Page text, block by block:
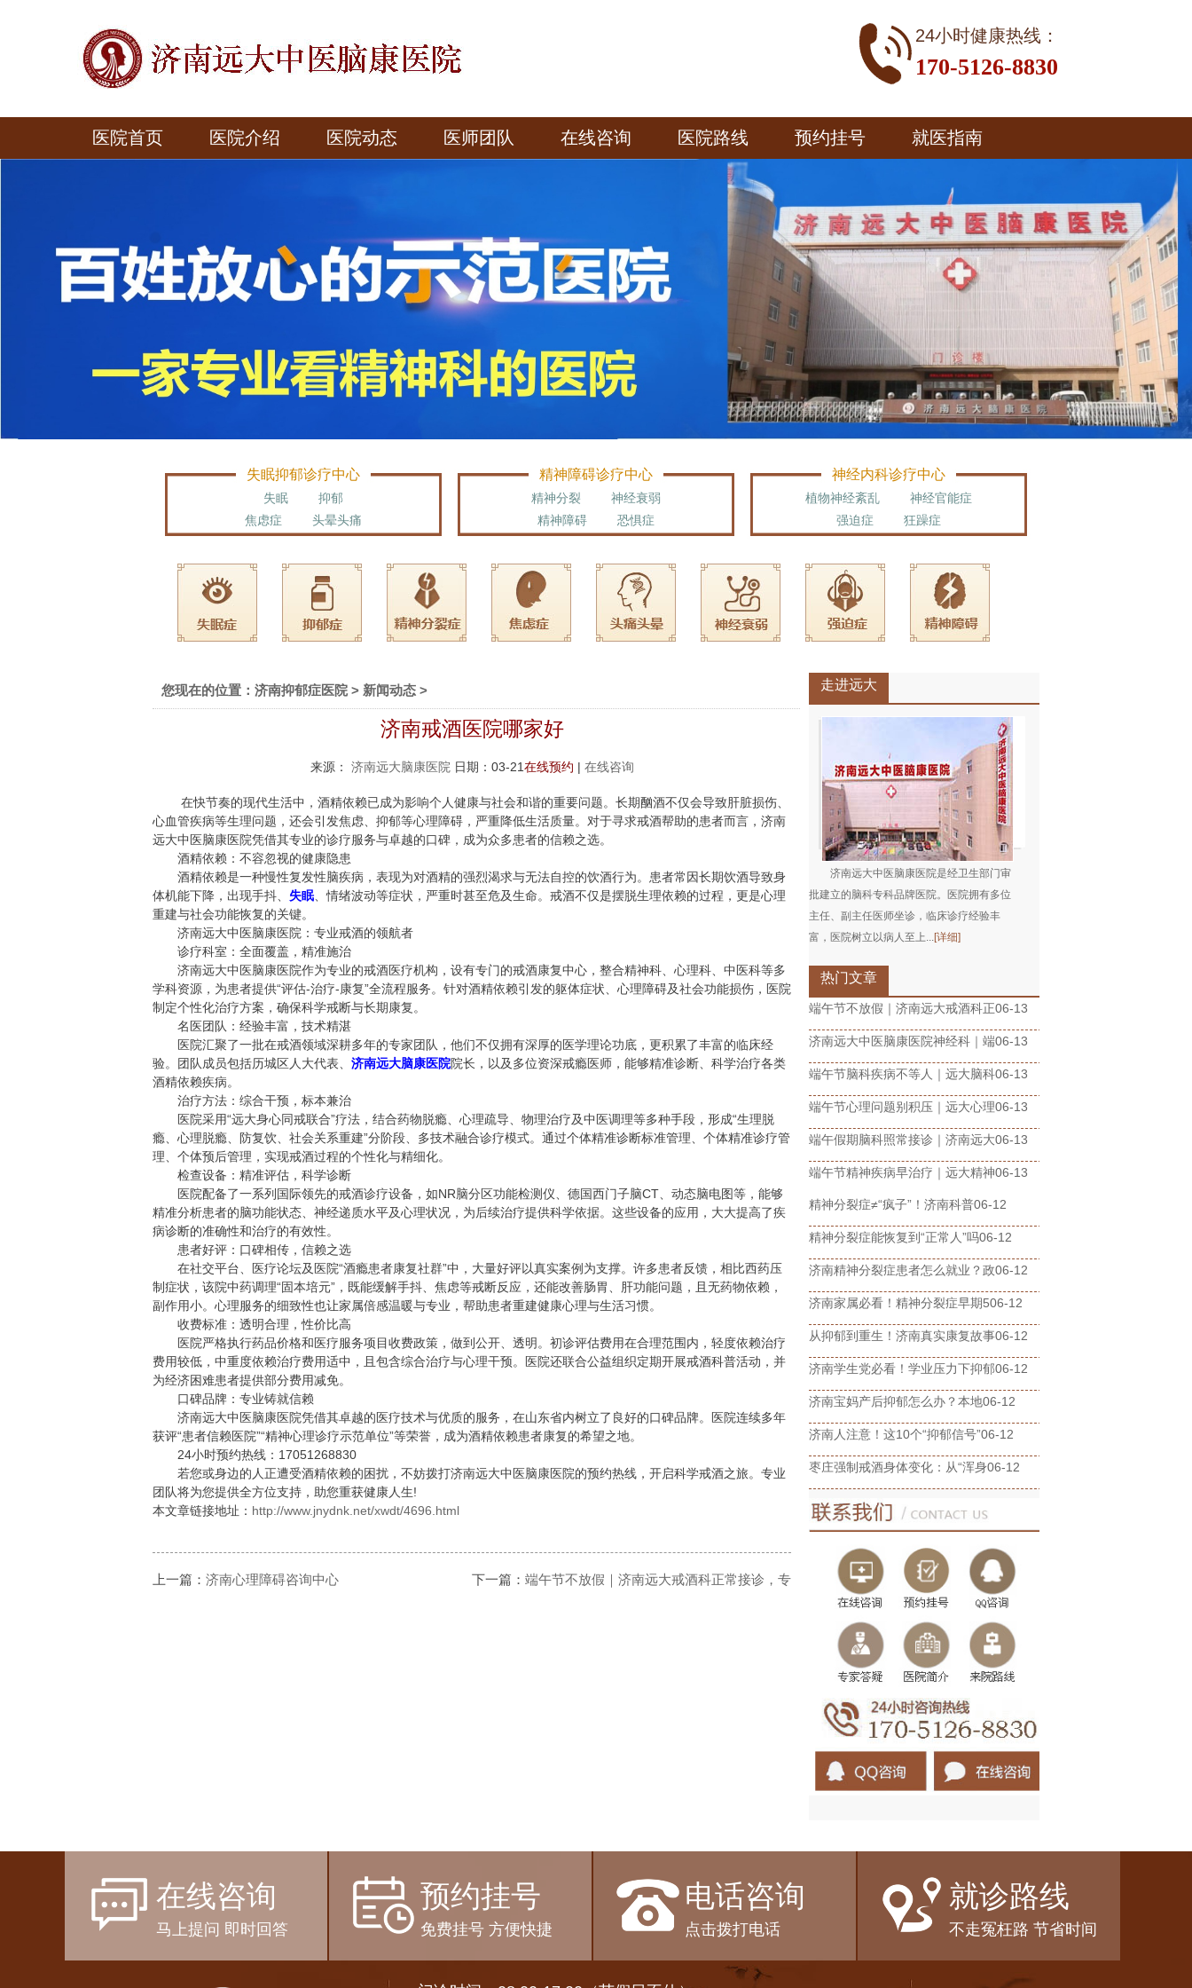
24小时健康热线：
170-5126-8830
医院首页 医院介绍 医院动态 医师团队 在线咨询 医院路线 预约挂号 就医指南
失眠抑郁诊疗中心
失眠
抑郁
焦虑症
头晕头痛
精神障碍诊疗中心
精神分裂
神经衰弱
精神障碍
恐惧症
神经内科诊疗中心
植物神经紊乱
神经官能症
强迫症
狂躁症
您现在的位置： 济南抑郁症医院 > 新闻动态 >
济南戒酒医院哪家好
来源： 济南远大脑康医院 日期：03-21在线预约 | 在线咨询
在快节奏的现代生活中，酒精依赖已成为影响个人健康与社会和谐的重要问题。长期酗酒不仅会导致肝脏损伤、
心血管疾病等生理问题，还会引发焦虑、抑郁等心理障碍，严重降低生活质量。对于寻求戒酒帮助的患者而言，济南
远大中医脑康医院凭借其专业的诊疗服务与卓越的口碑，成为众多患者的信赖之选。
酒精依赖：不容忽视的健康隐患
酒精依赖是一种慢性复发性脑疾病，表现为对酒精的强烈渴求与无法自控的饮酒行为。患者常因长期饮酒导致身
体机能下降，出现手抖、 失眠 、情绪波动等症状，严重时甚至危及生命。戒酒不仅是摆脱生理依赖的过程，更是心理
重建与社会功能恢复的关键。
济南远大中医脑康医院：专业戒酒的领航者
诊疗科室：全面覆盖，精准施治
济南远大中医脑康医院作为专业的戒酒医疗机构，设有专门的戒酒康复中心，整合精神科、心理科、中医科等多
学科资源，为患者提供“评估-治疗-康复”全流程服务。针对酒精依赖引发的躯体症状、心理障碍及社会功能损伤，医院
制定个性化治疗方案，确保科学戒断与长期康复。
名医团队：经验丰富，技术精湛
医院汇聚了一批在戒酒领域深耕多年的专家团队，他们不仅拥有深厚的医学理论功底，更积累了丰富的临床经
验。团队成员包括历城区人大代表、 济南远大脑康医院院长，以及多位资深戒瘾医师，能够精准诊断、科学治疗各类
酒精依赖疾病。
治疗方法：综合干预，标本兼治
医院采用“远大身心同戒联合”疗法，结合药物脱瘾、心理疏导、物理治疗及中医调理等多种手段，形成“生理脱
瘾、心理脱瘾、防复饮、社会关系重建”分阶段、多技术融合诊疗模式。通过个体精准诊断标准管理、个体精准诊疗管
理、个体预后管理，实现戒酒过程的个性化与精细化。
检查设备：精准评估，科学诊断
医院配备了一系列国际领先的戒酒诊疗设备，如NR脑分区功能检测仪、德国西门子脑CT、动态脑电图等，能够
精准分析患者的脑功能状态、神经递质水平及心理状况，为后续治疗提供科学依据。这些设备的应用，大大提高了疾
病诊断的准确性和治疗的有效性。
患者好评：口碑相传，信赖之选
在社交平台、医疗论坛及医院“酒瘾患者康复社群”中，大量好评以真实案例为支撑。许多患者反馈，相比西药压
制症状，该院中药调理“固本培元”，既能缓解手抖、焦虑等戒断反应，还能改善肠胃、肝功能问题，且无药物依赖，
副作用小。心理服务的细致性也让家属倍感温暖与专业，帮助患者重建健康心理与生活习惯。
收费标准：透明合理，性价比高
医院严格执行药品价格和医疗服务项目收费政策，做到公开、透明。初诊评估费用在合理范围内，轻度依赖治疗
费用较低，中重度依赖治疗费用适中，且包含综合治疗与心理干预。医院还联合公益组织定期开展戒酒科普活动，并
为经济困难患者提供部分费用减免。
口碑品牌：专业铸就信赖
济南远大中医脑康医院凭借其卓越的医疗技术与优质的服务，在山东省内树立了良好的口碑品牌。医院连续多年
获评“患者信赖医院”“精神心理诊疗示范单位”等荣誉，成为酒精依赖患者康复的希望之地。
24小时预约热线：17051268830
若您或身边的人正遭受酒精依赖的困扰，不妨拨打济南远大中医脑康医院的预约热线，开启科学戒酒之旅。专业
团队将为您提供全方位支持，助您重获健康人生!
本文章链接地址： http://www.jnydnk.net/xwdt/4696.html
上一篇： 济南心理障碍咨询中心 下一篇： 端午节不放假｜济南远大戒酒科正常接诊，专
走进远大
济南远大中医脑康医院是经卫生部门审
批建立的脑科专科品牌医院。医院拥有多位
主任、副主任医师坐诊，临床诊疗经验丰
富，医院树立以病人至上... [详细]
热门文章
端午节不放假｜济南远大戒酒科正06-13
济南远大中医脑康医院神经科｜端06-13
端午节脑科疾病不等人｜远大脑科06-13
端午节心理问题别积压｜远大心理06-13
端午假期脑科照常接诊｜济南远大06-13
端午节精神疾病早治疗｜远大精神06-13
精神分裂症≠“疯子”！济南科普06-12
精神分裂症能恢复到“正常人”吗06-12
济南精神分裂症患者怎么就业？政06-12
济南家属必看！精神分裂症早期506-12
从抑郁到重生！济南真实康复故事06-12
济南学生党必看！学业压力下抑郁06-12
济南宝妈产后抑郁怎么办？本地06-12
济南人注意！这10个“抑郁信号”06-12
枣庄强制戒酒身体变化：从“浑身06-12
在线咨询
马上提问 即时回答
预约挂号
免费挂号 方便快捷
电话咨询
点击拨打电话
就诊路线
不走冤枉路 节省时间